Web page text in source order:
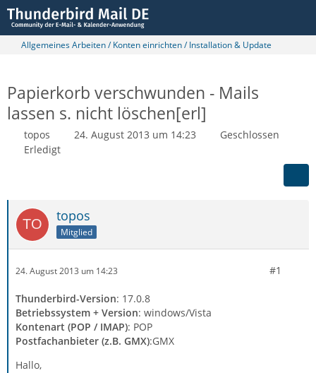
Allgemeines Arbeiten / Konten einrichten / Installation & Update
Papierkorb verschwunden - Mails
lassen s. nicht löschen[erl]
topos 24. August 2013 um 14:23
Geschlossen
Erledigt
topos
Mitglied
24. August 2013 um 14:23 #1
Thunderbird-Version: 17.0.8
Betriebssystem + Version: windows/Vista
Kontenart (POP / IMAP): POP
Postfachanbieter (z.B. GMX):GMX
Hallo,